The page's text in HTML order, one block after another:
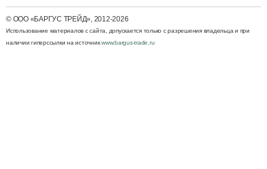
© ООО «БАРГУС ТРЕЙД», 2012-2026
Использование материалов с cайта, допускается только с разрешения владельца и при
наличии гиперссылки на источникwww.bargus-trade.ru